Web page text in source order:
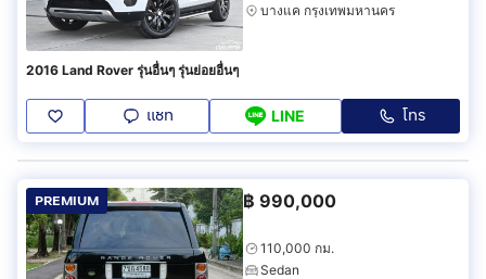
บางแค กรุงเทพมหานคร
2016 Land Rover รุ่นอื่นๆ รุ่นย่อยอื่นๆ
แชท LINE โทร
PREMIUM ฿ 990,000
110,000 กม.
Sedan